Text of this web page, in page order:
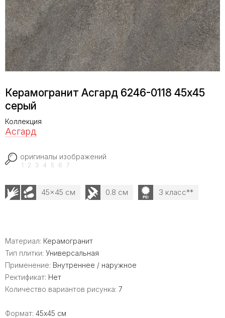
Керамогранит Асгард 6246-0118 45x45
серый
Коллекция
Асгард
оригиналы изображений
1 2 3 4 5 6 7
45x45 см 0.8 см 3 класс**
Материал: Керамогранит
Тип плитки: Универсальная
Применение: Внутреннее / наружное
Ректификат: Нет
Количество вариантов рисунка: 7
Формат: 45x45 см